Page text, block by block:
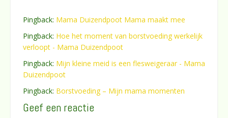
Pingback: Mama Duizendpoot Mama maakt mee
Pingback: Hoe het moment van borstvoeding werkelijk
verloopt - Mama Duizendpoot
Pingback: Mijn kleine meid is een flesweigeraar - Mama
Duizendpoot
Pingback: Borstvoeding – Mijn mama momenten
Geef een reactie